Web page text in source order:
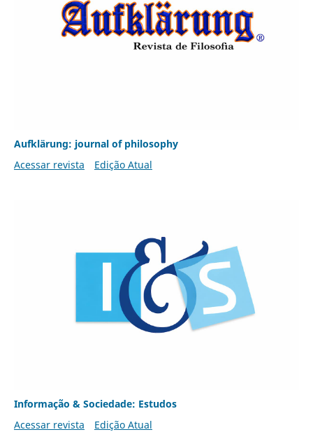
Aufklärung: journal of philosophy
Acessar revista
Edição Atual
Informação & Sociedade: Estudos
Acessar revista
Edição Atual